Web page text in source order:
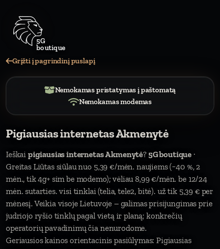
5
Grįžti į pagrindinį puslapį
Nemokamas pristatymas į paštomatą
Nemokamas modemas
Pigiausias internetas Akmenytė
Ieškai pigiausias internetas Akmenytė? 5G boutique ·
Greitas Liūtas siūlau nuo 5,39 €/mėn. naujiems (−40 %, 2
mėn., tik 4g+ sim be modemo); vėliau 8,99 €/mėn. be 12/24
mėn. sutarties. visi tinklai (telia, tele2, bitė). už tik 5,39 € per
mėnesį. Veikia visoje Lietuvoje – galimas prisijungimas prie
judriojo ryšio tinklų pagal vietą ir planą; konkrečių
operatorių pavadinimų čia nenurodome.
Geriausios kainos orientacinis pasiūlymas: Pigiausias